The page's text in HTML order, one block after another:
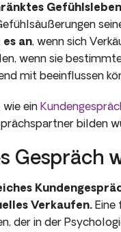
Gefühlsleben
an, wenn sich
wenn sie
mit beeinflussen
wie ein
bilden
Gespräch
Verkaufen. Eine
der in der